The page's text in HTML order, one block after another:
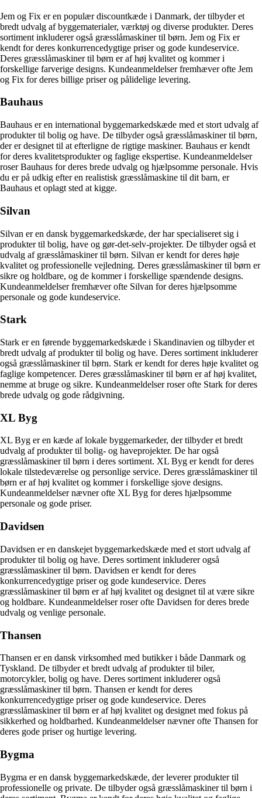
Jem og Fix er en populær discountkæde i Danmark, der tilbyder et
bredt udvalg af byggematerialer, værktøj og diverse produkter. Deres
sortiment inkluderer også græsslåmaskiner til børn. Jem og Fix er
kendt for deres konkurrencedygtige priser og gode kundeservice.
Deres græsslåmaskiner til børn er af høj kvalitet og kommer i
forskellige farverige designs. Kundeanmeldelser fremhæver ofte Jem
og Fix for deres billige priser og pålidelige levering.
Bauhaus
Bauhaus er en international byggemarkedskæde med et stort udvalg af
produkter til bolig og have. De tilbyder også græsslåmaskiner til børn,
der er designet til at efterligne de rigtige maskiner. Bauhaus er kendt
for deres kvalitetsprodukter og faglige ekspertise. Kundeanmeldelser
roser Bauhaus for deres brede udvalg og hjælpsomme personale. Hvis
du er på udkig efter en realistisk græsslåmaskine til dit barn, er
Bauhaus et oplagt sted at kigge.
Silvan
Silvan er en dansk byggemarkedskæde, der har specialiseret sig i
produkter til bolig, have og gør-det-selv-projekter. De tilbyder også et
udvalg af græsslåmaskiner til børn. Silvan er kendt for deres høje
kvalitet og professionelle vejledning. Deres græsslåmaskiner til børn er
sikre og holdbare, og de kommer i forskellige spændende designs.
Kundeanmeldelser fremhæver ofte Silvan for deres hjælpsomme
personale og gode kundeservice.
Stark
Stark er en førende byggemarkedskæde i Skandinavien og tilbyder et
bredt udvalg af produkter til bolig og have. Deres sortiment inkluderer
også græsslåmaskiner til børn. Stark er kendt for deres høje kvalitet og
faglige kompetencer. Deres græsslåmaskiner til børn er af høj kvalitet,
nemme at bruge og sikre. Kundeanmeldelser roser ofte Stark for deres
brede udvalg og gode rådgivning.
XL Byg
XL Byg er en kæde af lokale byggemarkeder, der tilbyder et bredt
udvalg af produkter til bolig- og haveprojekter. De har også
græsslåmaskiner til børn i deres sortiment. XL Byg er kendt for deres
lokale tilstedeværelse og personlige service. Deres græsslåmaskiner til
børn er af høj kvalitet og kommer i forskellige sjove designs.
Kundeanmeldelser nævner ofte XL Byg for deres hjælpsomme
personale og gode priser.
Davidsen
Davidsen er en danskejet byggemarkedskæde med et stort udvalg af
produkter til bolig og have. Deres sortiment inkluderer også
græsslåmaskiner til børn. Davidsen er kendt for deres
konkurrencedygtige priser og gode kundeservice. Deres
græsslåmaskiner til børn er af høj kvalitet og designet til at være sikre
og holdbare. Kundeanmeldelser roser ofte Davidsen for deres brede
udvalg og venlige personale.
Thansen
Thansen er en dansk virksomhed med butikker i både Danmark og
Tyskland. De tilbyder et bredt udvalg af produkter til biler,
motorcykler, bolig og have. Deres sortiment inkluderer også
græsslåmaskiner til børn. Thansen er kendt for deres
konkurrencedygtige priser og gode kundeservice. Deres
græsslåmaskiner til børn er af høj kvalitet og designet med fokus på
sikkerhed og holdbarhed. Kundeanmeldelser nævner ofte Thansen for
deres gode priser og hurtige levering.
Bygma
Bygma er en dansk byggemarkedskæde, der leverer produkter til
professionelle og private. De tilbyder også græsslåmaskiner til børn i